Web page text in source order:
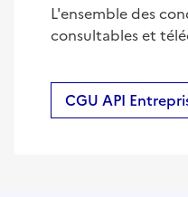
L'ensemble des
consultables et
CGU API